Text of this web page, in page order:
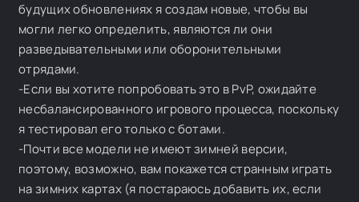
будущих обновлениях я создам новые, чтобы вы
могли легко определить, являются ли они
разведывательными или оборонительными
отрядами.
-Если вы хотите попробовать это в PvP, ожидайте
несбалансированного игрового процесса, поскольку
я тестировал его только с ботами.
-Почти все модели не имеют зимней версии,
поэтому, возможно, вам покажется странным играть
на зимних картах (я постараюсь добавить их, если